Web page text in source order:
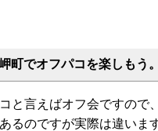
町でオフパコを楽しもう。
と言えばオフ会ですので
るのですが実際は違います